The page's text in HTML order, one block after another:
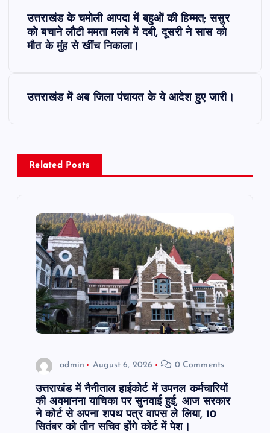
a
v
उत्तराखंड के चमोली आपदा में बहुओं की हिम्मत; ससुर
को बचाने लौटी ममता मलबे में दबी, दूसरी ने सास को
मौत के मुंह से खींच निकाला।
उत्तराखंड में अब जिला पंचायत के ये आदेश हुए जारी।
Related Posts
admin August 6, 2026 0 Comments
उत्तराखंड में नैनीताल हाईकोर्ट में उपनल कर्मचारियों
की अवमानना याचिका पर सुनवाई हुई, आज सरकार
ने कोर्ट से अपना शपथ पत्र वापस ले लिया, 10
सितंबर को तीन सचिव होंगे कोर्ट में पेश।